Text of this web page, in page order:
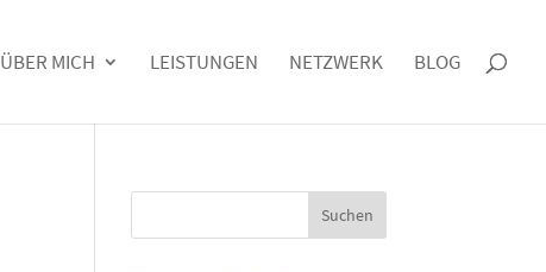
ÜBER MICH LEISTUNGEN NETZWERK BLOG